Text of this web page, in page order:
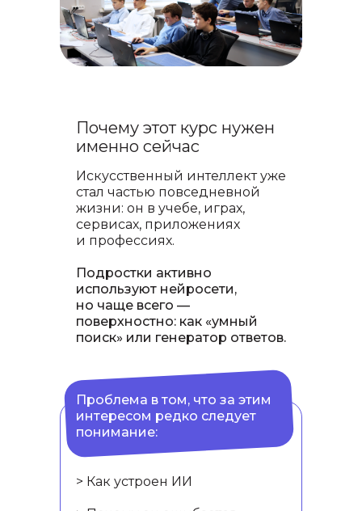
Образовательная
траектория будущего
инженера
Начать можно с нуля. Обучение
делится на уровни:
> Начальный уровень >> Базовый
уровень >>> Продвинутый уровень
Искусственный интеллект уже
стал частью повседневной
жизни: он в учебе, играх,
сервисах, приложениях
и профессиях.
Подростки активно
используют нейросети,
но чаще всего —
поверхностно: как «умный
поиск» или генератор ответов.
Проблема в том, что за этим
интересом редко следует
понимание:
> Как устроен ИИ
Почему этот курс нужен
именно сейчас